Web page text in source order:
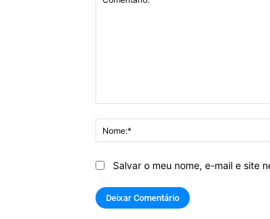
Salvar o meu nome, e-mail e site